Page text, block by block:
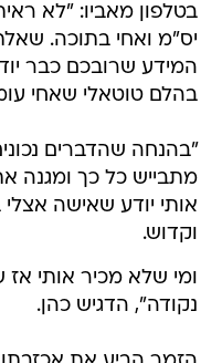
בטלפון מאביו: "לא
יס"מ ואחי בתוכה.
המידע שרובכם כבר
בהלם טוטאלי שאחי
"בהנחה שהדברים
מתבייש כל כך ומגנה
אותי יודע שאישה אצלי
וקדוש.
ומי שלא מכיר אותי
נקודה", הדגיש כהן.